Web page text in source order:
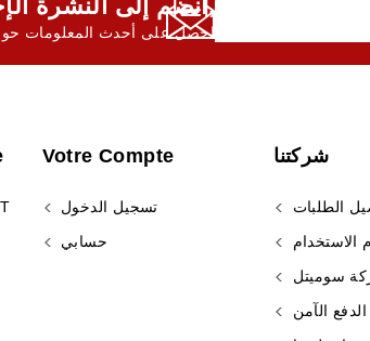
انضم إلى النشرة الإخبارية لدينا,
احصل على أحدث المعلومات
شركتنا
الطلبات
سوميتل
الدفع الآمن
Votre Compte
تسجيل الدخول
حسابي